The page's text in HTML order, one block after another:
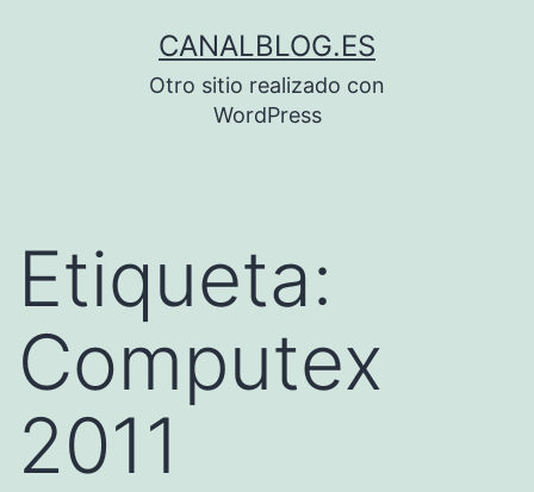
CANALBLOG.ES
Otro sitio realizado con
WordPress
Etiqueta:
Computex
2011